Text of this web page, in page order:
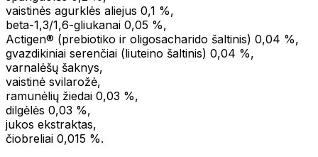
vaistinės agurklės aliejus 0,1 %,
beta-1,3/1,6-gliukanai 0,05 %,
Actigen® (prebiotiko ir oligosacharido šaltinis) 0,04 %,
gvazdikiniai serenčiai (liuteino šaltinis) 0,04 %,
varnalėšų šaknys,
vaistinė svilarožė,
ramunėlių žiedai 0,03 %,
dilgėlės 0,03 %,
jukos ekstraktas,
čiobreliai 0,015 %.